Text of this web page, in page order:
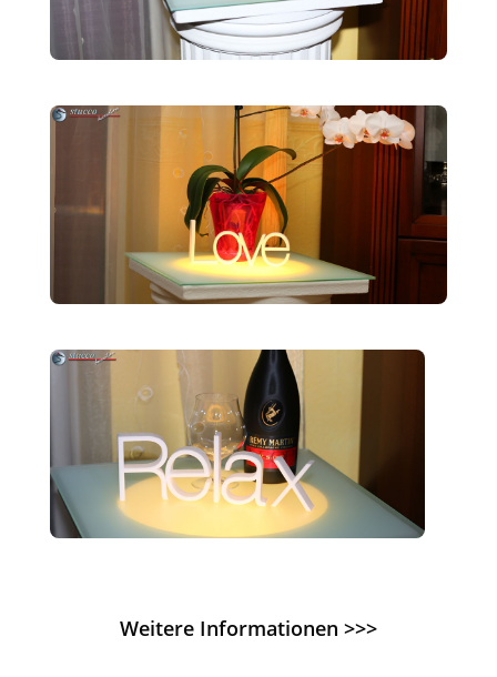
Weitere Informationen >>>